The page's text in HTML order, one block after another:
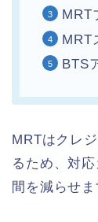
MRT
MRT
BTS
MRTはクレ
るため、対
間を減らせま